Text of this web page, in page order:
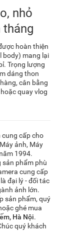
nhỏ
tháng
hoàn thiện
body) mang lại
Trọng lượng
dáng thon
cân bằng
quay vlog
cung cấp cho
ảnh, Máy
1994.
sản phẩm phù
cung cấp
đại lý - đối tác
ảnh lớn.
sản phẩm, quý
ghé mua
Hà Nội.
quý khách